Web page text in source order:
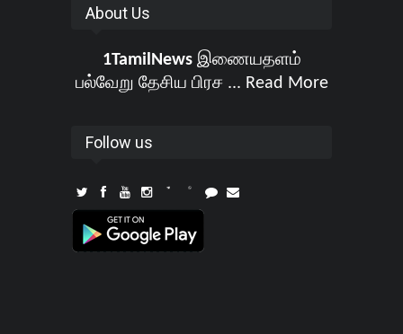
About Us
1TamilNewsஇணையதளம்
பல்வேறு தேசிய பிரச ... Read More
Follow us